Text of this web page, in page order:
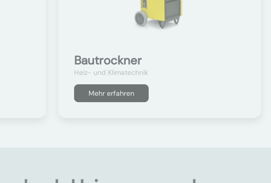
Bautrockner
Heiz- und Klimatechnik
Mehr erfahren